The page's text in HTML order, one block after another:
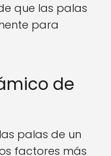
que las palas
para
de
palas de un
factores más